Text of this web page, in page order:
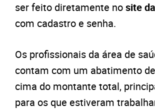
ser feito diretamente nosite
com cadastro e senha.
Os profissionais da área de
contam com um abatimento
cima do montante total,
para os que estiveram